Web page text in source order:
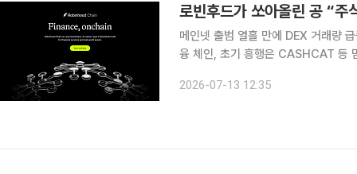
로빈후드가 쏘아올린 공 “주
메인넷 출범 열흘 만에 DEX 거래량
융 체인, 초기 흥행은 CASHCAT 등
전 같지 않은 가운데, 로빈후드
2026-07-13 12:35